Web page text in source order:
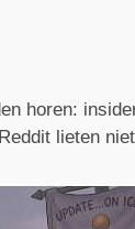
horen:
lieten